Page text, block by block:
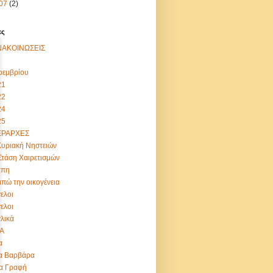
(2)
Νηστειών
Χαιρετισμών
την οικογένεια
Βαρβάρα
Γραφή